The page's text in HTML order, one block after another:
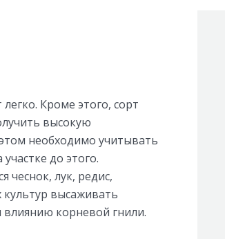
Кроме этого, сорт
высокую
необходимо учитывать
до этого.
лук, редис,
высаживать
влиянию корневой гнили.